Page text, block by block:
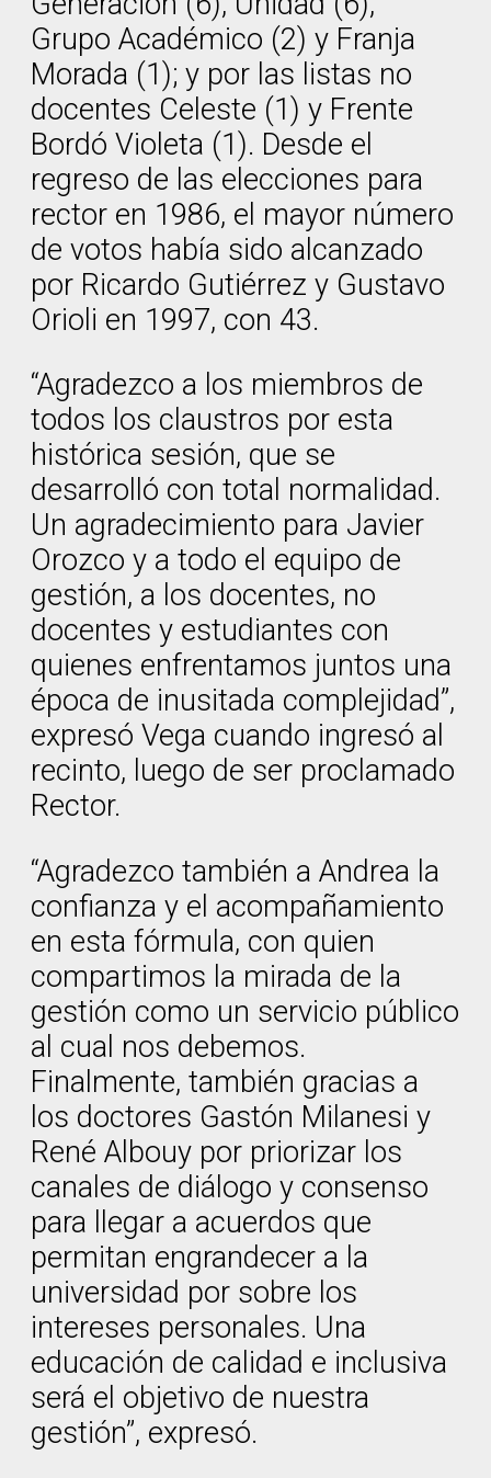
Grupo Académico (2) y Franja
Morada (1); y por las listas no
docentes Celeste (1) y Frente
Bordó Violeta (1). Desde el
regreso de las elecciones para
rector en 1986, el mayor número
de votos había sido alcanzado
por Ricardo Gutiérrez y Gustavo
Orioli en 1997, con 43.
“Agradezco a los miembros de
todos los claustros por esta
histórica sesión, que se
desarrolló con total normalidad.
Un agradecimiento para Javier
Orozco y a todo el equipo de
gestión, a los docentes, no
docentes y estudiantes con
quienes enfrentamos juntos una
época de inusitada complejidad”,
expresó Vega cuando ingresó al
recinto, luego de ser proclamado
Rector.
“Agradezco también a Andrea la
confianza y el acompañamiento
en esta fórmula, con quien
compartimos la mirada de la
gestión como un servicio público
al cual nos debemos.
Finalmente, también gracias a
los doctores Gastón Milanesi y
René Albouy por priorizar los
canales de diálogo y consenso
para llegar a acuerdos que
permitan engrandecer a la
universidad por sobre los
intereses personales. Una
educación de calidad e inclusiva
será el objetivo de nuestra
gestión”, expresó.